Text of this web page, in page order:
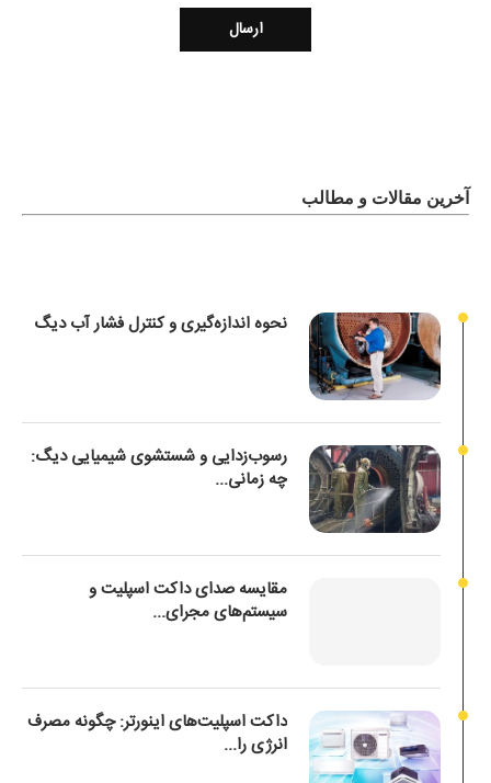
آخرین مقالات و مطالب
نحوه اندازه‌گیری و کنترل فشار آب دیگ
رسوب‌زدایی و شستشوی شیمیایی دیگ:
چه زمانی...
مقایسه صدای داکت اسپلیت و
سیستم‌های مجرای...
داکت اسپلیت‌های اینورتر: چگونه مصرف
انرژی را...